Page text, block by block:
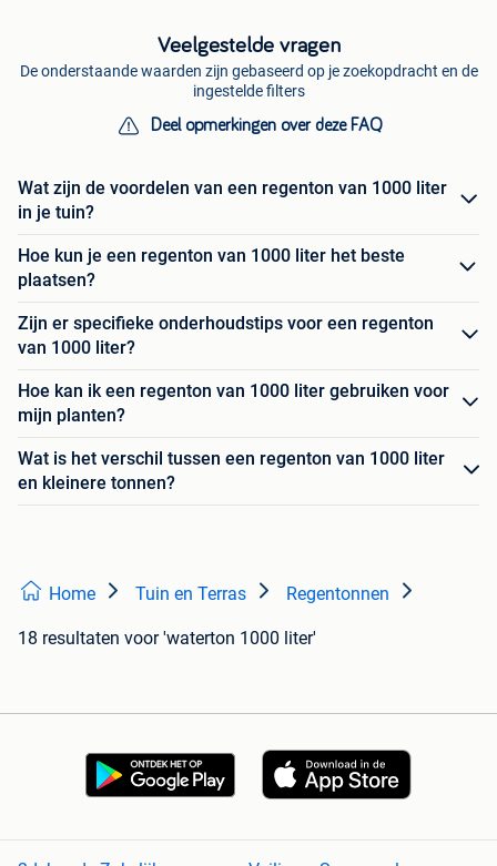
Veelgestelde vragen
De onderstaande waarden zijn gebaseerd op je zoekopdracht en de
ingestelde filters
Deel opmerkingen over deze FAQ
Wat zijn de voordelen van een regenton van 1000 liter
in je tuin?
Hoe kun je een regenton van 1000 liter het beste
plaatsen?
Zijn er specifieke onderhoudstips voor een regenton
van 1000 liter?
Hoe kan ik een regenton van 1000 liter gebruiken voor
mijn planten?
Wat is het verschil tussen een regenton van 1000 liter
en kleinere tonnen?
Home Tuin en Terras Regentonnen
18 resultaten voor 'waterton 1000 liter'